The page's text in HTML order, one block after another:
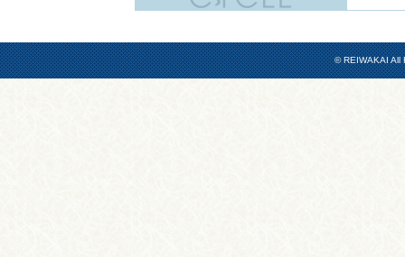
© REIWAKAI All